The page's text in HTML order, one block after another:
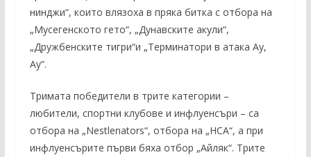
нинджи“, които влязоха в пряка битка с отбора на
„Мусегенското гето“, „Дунавските акули“,
„Дружбенските тигри“и „Терминатори в атака Ау,
Ау“.
Тримата победители в трите категории –
любители, спортни клубове и инфлуенсъри – са
отбора на „Nestlenators“, отбора на „НСА“, а при
инфлуенсърите първи бяха отбор „Айляк“. Трите